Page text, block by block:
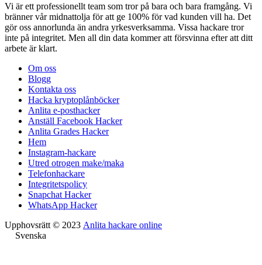
Vi är ett professionellt team som tror på bara och bara framgång. Vi
bränner vår midnattolja för att ge 100% för vad kunden vill ha. Det
gör oss annorlunda än andra yrkesverksamma. Vissa hackare tror
inte på integritet. Men all din data kommer att försvinna efter att ditt
arbete är klart.
Om oss
Blogg
Kontakta oss
Hacka kryptoplånböcker
Anlita e-posthacker
Anställ Facebook Hacker
Anlita Grades Hacker
Hem
Instagram-hackare
Utred otrogen make/maka
Telefonhackare
Integritetspolicy
Snapchat Hacker
WhatsApp Hacker
Upphovsrätt © 2023 Anlita hackare online
Svenska